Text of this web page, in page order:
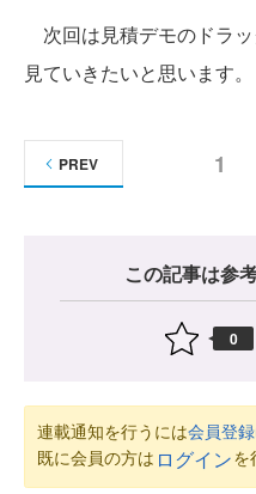
次回は見積デモのドラ
見ていきたいと思います。
1
PREV
この記事は参
0
連載通知を行うには会員登
既に会員の方は ログインを